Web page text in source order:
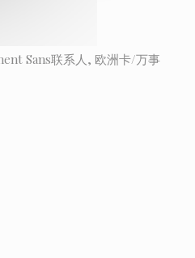
Sans联系人, 欧洲卡/万事